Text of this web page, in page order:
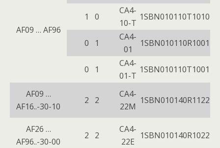
AF09 … AF96
1 0
CA4-
10-T
1SBN010110T1010
0 1
CA4-
01
1SBN010110R1001
0 1
CA4-
01-T
1SBN010110T1001
AF09 …
AF16..-30-10
2 2
CA4-
22M
1SBN010140R1122
AF26 …
AF96..-30-00
2 2
CA4-
22E
1SBN010140R1022